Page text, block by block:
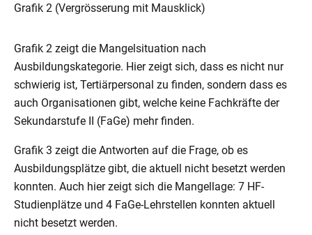
Grafik 2 (Vergrösserung mit Mausklick)
Grafik 2 zeigt die Mangelsituation nach
Ausbildungskategorie. Hier zeigt sich, dass es nicht nur
schwierig ist, Tertiärpersonal zu finden, sondern dass es
auch Organisationen gibt, welche keine Fachkräfte der
Sekundarstufe II (FaGe) mehr finden.
Grafik 3 zeigt die Antworten auf die Frage, ob es
Ausbildungsplätze gibt, die aktuell nicht besetzt werden
konnten. Auch hier zeigt sich die Mangellage: 7 HF-
Studienplätze und 4 FaGe-Lehrstellen konnten aktuell
nicht besetzt werden.